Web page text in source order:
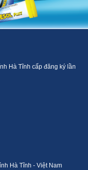
Hà Tĩnh cấp đăng ký lần
Hà Tĩnh - Việt Nam